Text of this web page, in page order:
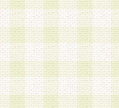
a.既に登録されている
録する場合
b.本サービスと同様の
業に従事していると
場合
c.その他当社が不適切
2.当社は、会員登録希